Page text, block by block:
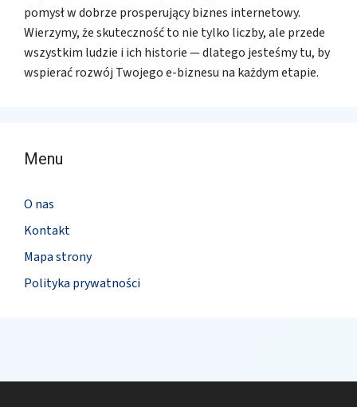
pomysł w dobrze prosperujący biznes internetowy.
Wierzymy, że skuteczność to nie tylko liczby, ale przede
wszystkim ludzie i ich historie — dlatego jesteśmy tu, by
wspierać rozwój Twojego e-biznesu na każdym etapie.
Menu
O nas
Kontakt
Mapa strony
Polityka prywatności